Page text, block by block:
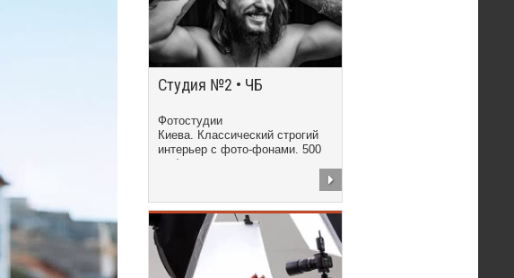
Студия №2 • ЧБ
Фотостудии
Киева. Классический строгий
интерьер с фото-фонами. 500
грн/час